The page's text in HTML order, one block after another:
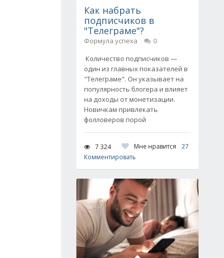
Как набрать
подписчиков в
"Телеграме"?
Формула успеха
0
Количество подписчиков —
один из главных показателей в
"Телеграме". Он указывает на
популярность блогера и влияет
на доходы от монетизации.
Новичкам привлекать
фолловеров порой
7 324 Мне нравится
27
Комментировать